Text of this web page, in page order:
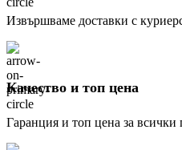
Извършваме доставки с
Качество и топ цена
Гаранция и топ цена за всички